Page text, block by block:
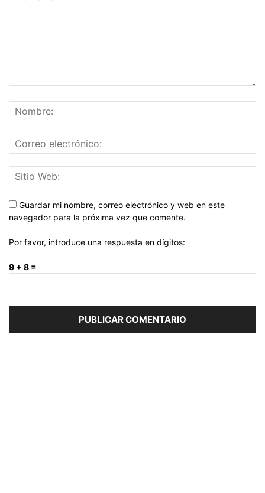
Guardar mi nombre, correo electrónico y web en este
navegador para la próxima vez que comente.
Por favor, introduce una respuesta en dígitos:
9 + 8 =